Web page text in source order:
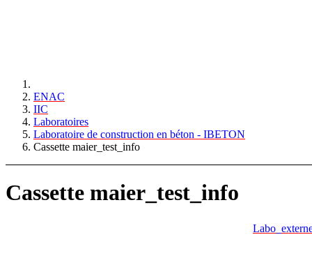
ENAC
IIC
Laboratoires
Laboratoire de construction en béton - IBETON
Cassette maier_test_info
Cassette maier_test_info